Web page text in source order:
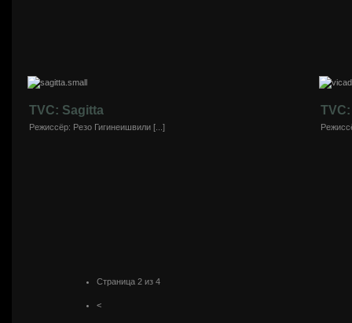
TVC: Sagitta
Режиссёр: Резо Гигинеишвили [...]
Страница 2 из 4
<